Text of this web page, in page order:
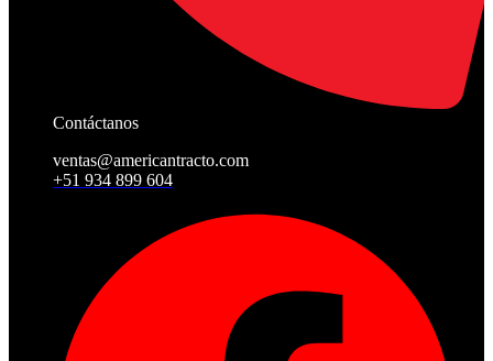
Contáctanos
ventas@americantracto.com
+51 934 899 604